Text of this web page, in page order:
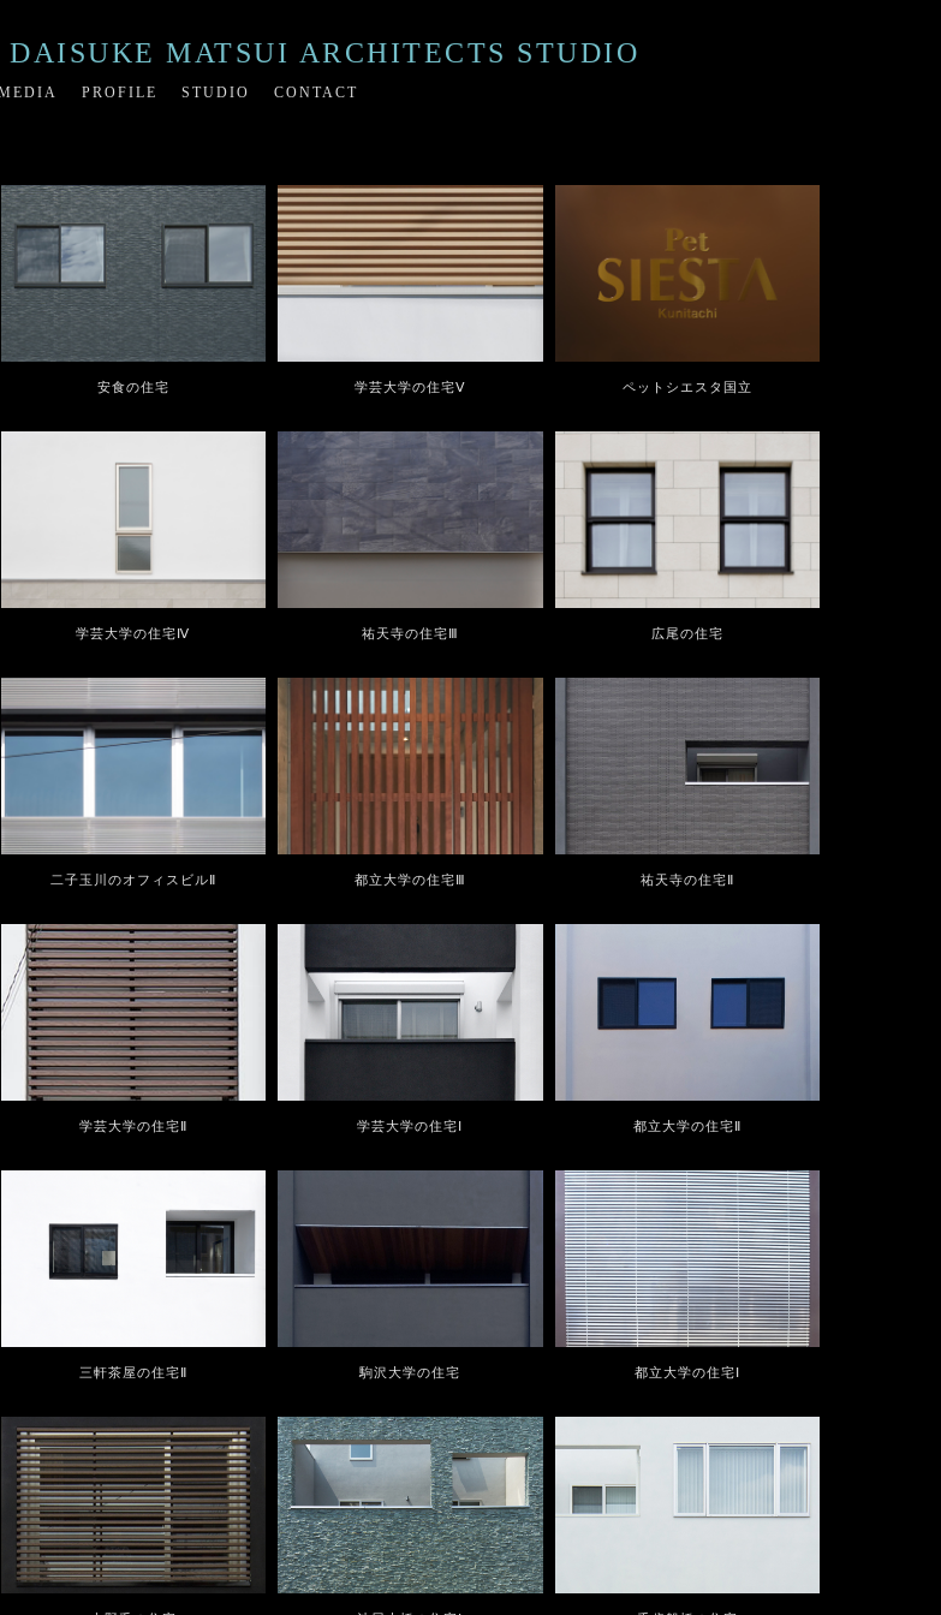
MATSUI ARCHITECTS STUDIO
PROFILE STUDIO CONTACT
安食の住宅 学芸大学の住宅Ⅴ ペットシエスタ国立
学芸大学の住宅Ⅳ 祐天寺の住宅Ⅲ 広尾の住宅
二子玉川のオフィスビルⅡ 都立大学の住宅Ⅲ 祐天寺の住宅Ⅱ
学芸大学の住宅Ⅱ 学芸大学の住宅Ⅰ 都立大学の住宅Ⅱ
三軒茶屋の住宅Ⅱ 駒沢大学の住宅 都立大学の住宅Ⅰ